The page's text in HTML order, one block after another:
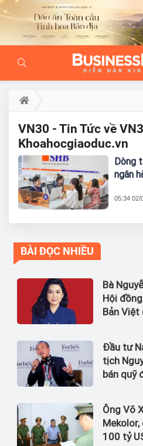
VN30 - Tin Tức về
Khoahocgiaoduc.vn
Dòng
ngân
05:34 02/
BÀI ĐỌC NHIỀU
Bà
Hội
Bản Việt
Đầu tư
tịch
bán quỹ
Ông Võ
100 tỷ